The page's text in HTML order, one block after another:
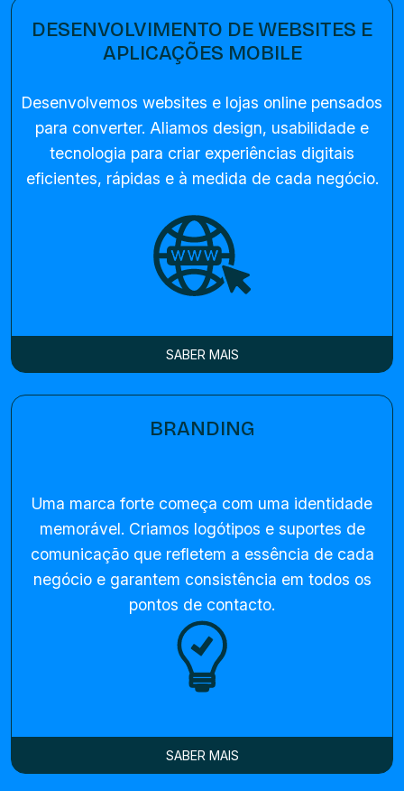
DESENVOLVIMENTO DE WEBSITES E
APLICAÇÕES MOBILE
Desenvolvemos websites e lojas online pensados
para converter. Aliamos design, usabilidade e
tecnologia para criar experiências digitais
eficientes, rápidas e à medida de cada negócio.
SABER MAIS
BRANDING
Uma marca forte começa com uma identidade
memorável. Criamos logótipos e suportes de
comunicação que refletem a essência de cada
negócio e garantem consistência em todos os
pontos de contacto.
SABER MAIS